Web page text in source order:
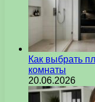
Как выбрать
комнаты
20.06.2026